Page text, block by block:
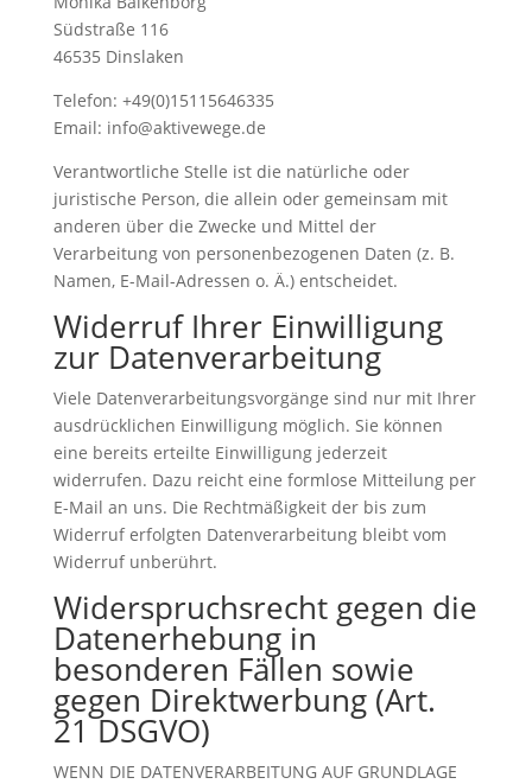
Südstraße 116
46535 Dinslaken
Telefon: +49(0)15115646335
Email: info@aktivewege.de
Verantwortliche Stelle ist die natürliche oder
juristische Person, die allein oder gemeinsam mit
anderen über die Zwecke und Mittel der
Verarbeitung von personenbezogenen Daten (z. B.
Namen, E-Mail-Adressen o. Ä.) entscheidet.
Widerruf Ihrer Einwilligung
zur Datenverarbeitung
Viele Datenverarbeitungsvorgänge sind nur mit Ihrer
ausdrücklichen Einwilligung möglich. Sie können
eine bereits erteilte Einwilligung jederzeit
widerrufen. Dazu reicht eine formlose Mitteilung per
E-Mail an uns. Die Rechtmäßigkeit der bis zum
Widerruf erfolgten Datenverarbeitung bleibt vom
Widerruf unberührt.
Widerspruchsrecht gegen die
Datenerhebung in
besonderen Fällen sowie
gegen Direktwerbung (Art.
21 DSGVO)
WENN DIE DATENVERARBEITUNG AUF GRUNDLAGE